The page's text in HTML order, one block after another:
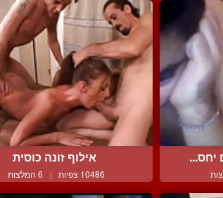
יחס... אילוף זונה כוסית
10486 צפיות | 6 המלצות